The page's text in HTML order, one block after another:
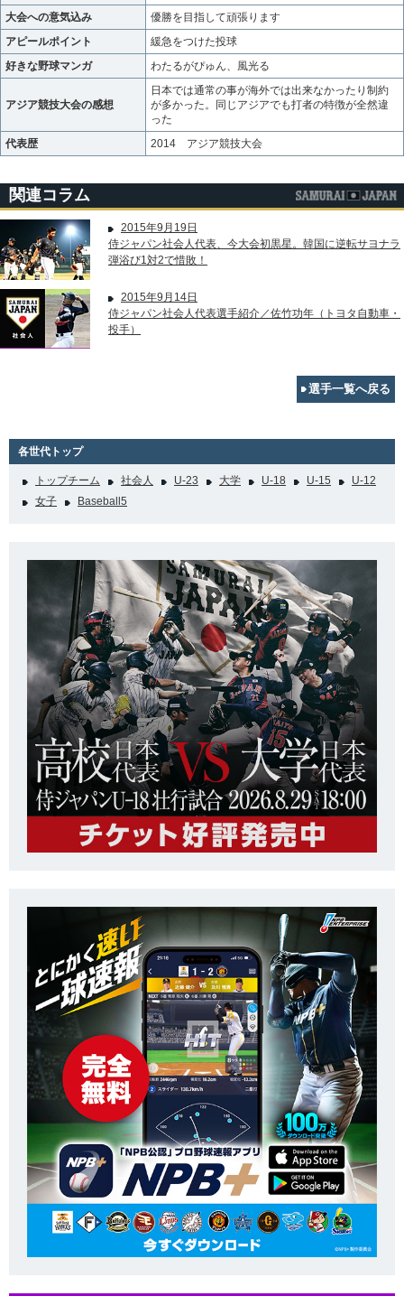
大会への意気込み
優勝を目指して頑張ります
アピールポイント
緩急をつけた投球
好きな野球マンガ
わたるがぴゅん、風光る
アジア競技大会の感想
日本では通常の事が海外では出来なかったり制約
が多かった。同じアジアでも打者の特徴が全然違
った
代表歴
2014 アジア競技大会
関連コラム
2015年9月19日
侍ジャパン社会人代表、今大会初黒星。韓国に逆転サヨナラ
弾浴び1対2で惜敗！
2015年9月14日
侍ジャパン社会人代表選手紹介／佐竹功年（トヨタ自動車・
投手）
選手一覧へ戻る
各世代トップ
トップチーム 社会人 U-23 大学 U-18 U-15
U-12
女子
Baseball5